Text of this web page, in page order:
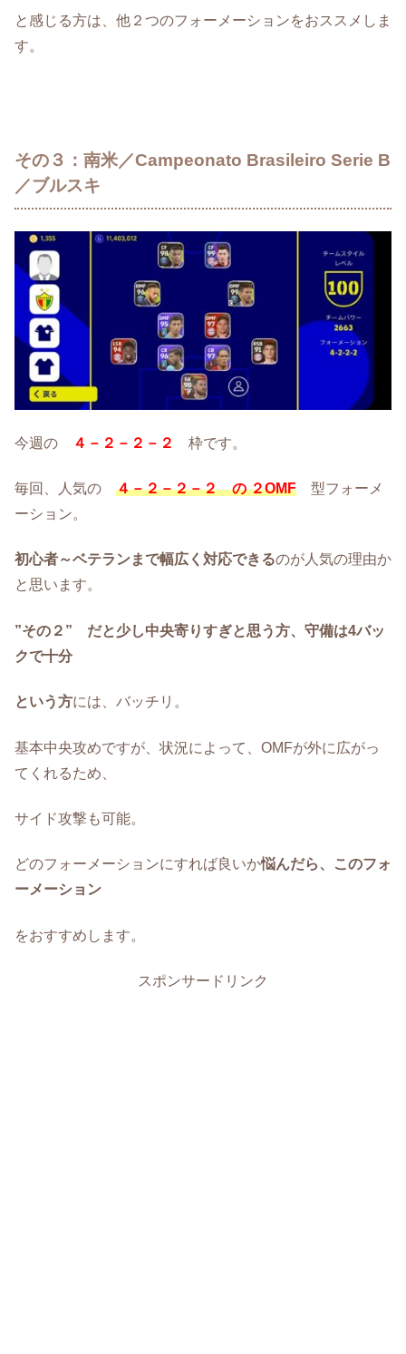
と感じる方は、他２つのフォーメーションをおススメしま
す。
その３：南米／Campeonato Brasileiro Serie B
／ブルスキ
今週の ４－２－２－２ 枠です。
毎回、人気の ４－２－２－２ の ２OMF 型フォーメ
ーション。
初心者～ベテランまで幅広く対応できるのが人気の理由か
と思います。
”その２” だと少し中央寄りすぎと思う方、守備は4バッ
クで十分
という方には、バッチリ。
基本中央攻めですが、状況によって、OMFが外に広がっ
てくれるため、
サイド攻撃も可能。
どのフォーメーションにすれば良いか悩んだら、このフォ
ーメーション
をおすすめします。
スポンサードリンク